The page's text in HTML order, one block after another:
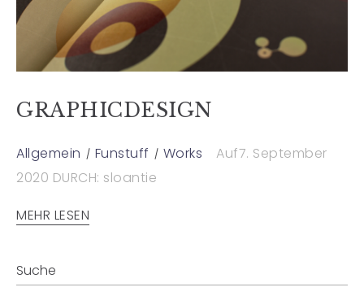
GRAPHICDESIGN
Allgemein Funstuff Works
Auf7. September
2020 DURCH: sloantie
MEHR LESEN